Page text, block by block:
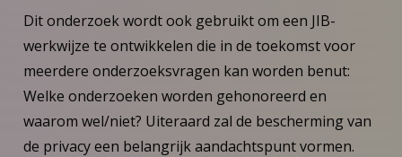
Dit onderzoek wordt ook gebruikt om een JIB-
werkwijze te ontwikkelen die in de toekomst voor
meerdere onderzoeksvragen kan worden benut:
Welke onderzoeken worden gehonoreerd en
waarom wel/niet? Uiteraard zal de bescherming van
de privacy een belangrijk aandachtspunt vormen.